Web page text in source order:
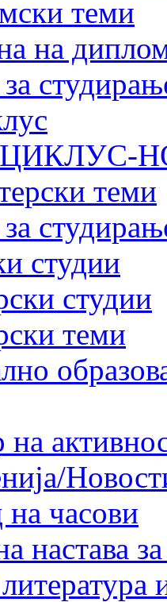
теми
на
теми
студии
студии
теми
на
на часови
настава